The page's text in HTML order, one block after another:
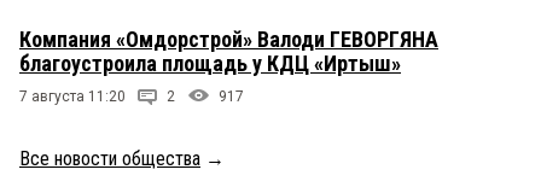
Компания «Омдорстрой» Валоди ГЕВОРГЯНА
благоустроила площадь у КДЦ «Иртыш»
7 августа 11:20 2 917
Все новости общества →